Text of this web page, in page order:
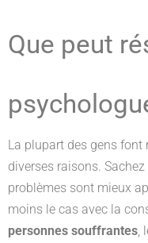
Que peut
La plupart des gens
diverses raisons.
problèmes sont mieux
moins le cas avec la
personnes souffrantes,